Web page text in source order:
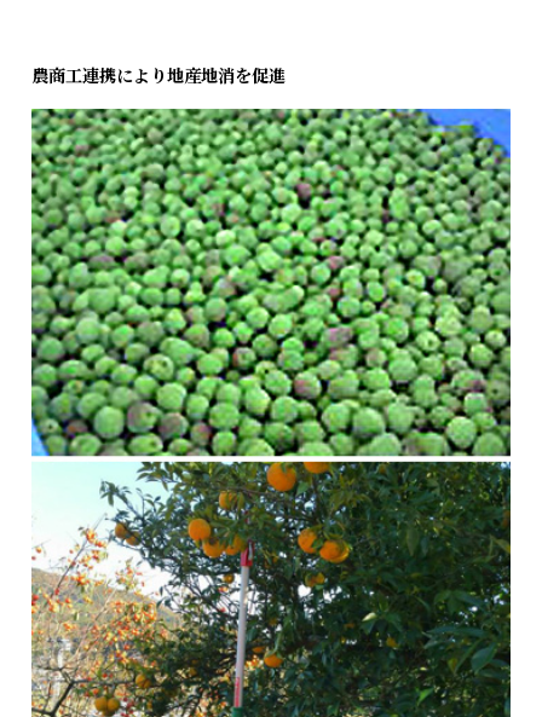
農商工連携により地産地消を促進